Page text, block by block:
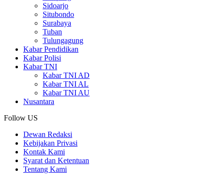
Sidoarjo
Situbondo
Surabaya
Tuban
Tulungagung
Kabar Pendidikan
Kabar Polisi
Kabar TNI
Kabar TNI AD
Kabar TNI AL
Kabar TNI AU
Nusantara
Follow US
Dewan Redaksi
Kebijakan Privasi
Kontak Kami
Syarat dan Ketentuan
Tentang Kami